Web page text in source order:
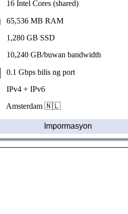
16 Intel Cores (shared)
65,536 MB RAM
1,280 GB SSD
10,240 GB/buwan bandwidth
0.1 Gbps bilis ng port
IPv4 + IPv6
Amsterdam 🇳🇱
Impormasyon